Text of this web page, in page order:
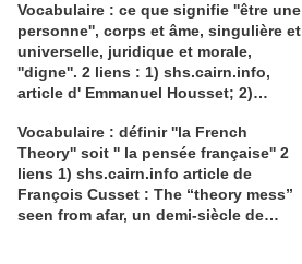
dramaturgie Lola Molina à l’Espace
Saint-Laurent, Pont-à-Mousson 2
liens : 1) lien meec.org; 2)
lemeac.com
Vocabulaire : ce que signifie ''être une
personne'', corps et âme, singulière et
universelle, juridique et morale,
''digne''. 2 liens : 1) shs.cairn.info,
article d' Emmanuel Housset; 2)
Julian Roche
Vocabulaire : définir ''la French
Theory'' soit '' la pensée française'' 2
liens 1) shs.cairn.info article de
François Cusset : The “theory mess”
seen from afar, un demi-siècle de